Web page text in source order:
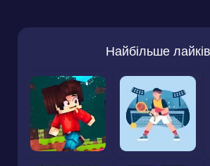
Найбільше лайків